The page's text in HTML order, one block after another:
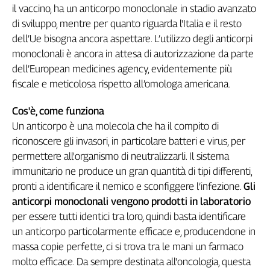
Economica
Tech
It
Inserti
Diffusa
InFlai
Le
trasmissioni
tv
Work
in
Progress
L'Italia
il vaccino, ha un anticorpo monoclonale in stadio avanzato
di sviluppo, mentre per quanto riguarda l'Italia e il resto
dell’Ue bisogna ancora aspettare. L’utilizzo degli anticorpi
monoclonali è ancora in attesa di autorizzazione da parte
dell’European medicines agency, evidentemente più
fiscale e meticolosa rispetto all’omologa americana.
Cos'è, come funziona
Un anticorpo è una molecola che ha il compito di
riconoscere gli invasori, in particolare batteri e virus, per
permettere all'organismo di neutralizzarli. Il sistema
immunitario ne produce un gran quantità di tipi differenti,
pronti a identificare il nemico e sconfiggere l’infezione. Gli
anticorpi monoclonali vengono prodotti in laboratorio
per essere tutti identici tra loro, quindi basta identificare
un anticorpo particolarmente efficace e, producendone in
massa copie perfette, ci si trova tra le mani un farmaco
molto efficace. Da sempre destinata all'oncologia, questa